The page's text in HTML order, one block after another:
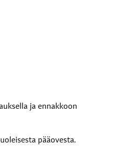
ja ennakkoon
pääovesta.